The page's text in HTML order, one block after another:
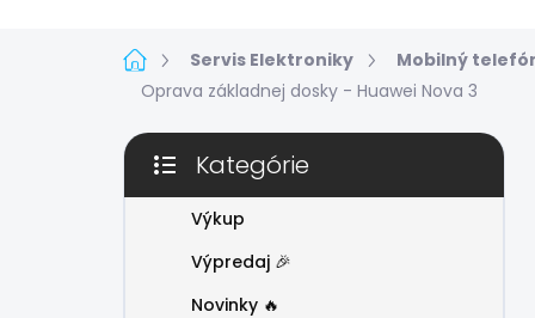
DomovServis Elektroniky Mobilný
Oprava základnej dosky - Huawei Nova 3
B
č
Preskočiť
kategórie
Kategórie
Výkup
Výpredaj 🎉
Novinky 🔥